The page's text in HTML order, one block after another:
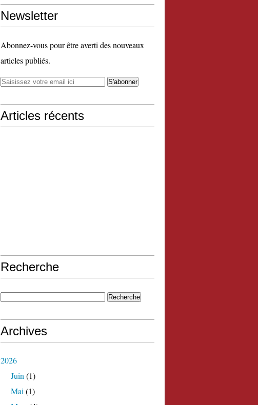
Newsletter
Abonnez-vous pour être averti des nouveaux
articles publiés.
Articles récents
Recherche
Archives
2026
Juin (1)
Mai (1)